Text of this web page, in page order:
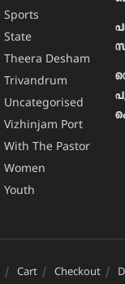
Sports
State
Theera Desham
Trivandrum
Uncategorised
Vizhinjam Port
With The Pastor
Women
Youth
Cart Checkout